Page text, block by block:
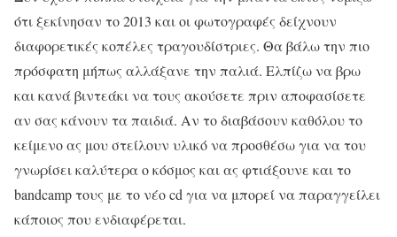
ότι ξεκίνησαν το 2013 και οι φωτογραφές δείχνουν
διαφορετικές κοπέλες τραγουδίστριες. Θα βάλω την πιο
πρόσφατη μήπως αλλάξανε την παλιά. Ελπίζω να βρω
και κανά βιντεάκι να τους ακούσετε πριν αποφασίσετε
αν σας κάνουν τα παιδιά. Αν το διαβάσουν καθόλου το
κείμενο ας μου στείλουν υλικό να προσθέσω για να του
γνωρίσει καλύτερα ο κόσμος και ας φτιάξουνε και το
bandcamp τους με το νέο cd για να μπορεί να παραγγείλει
κάποιος που ενδιαφέρεται.